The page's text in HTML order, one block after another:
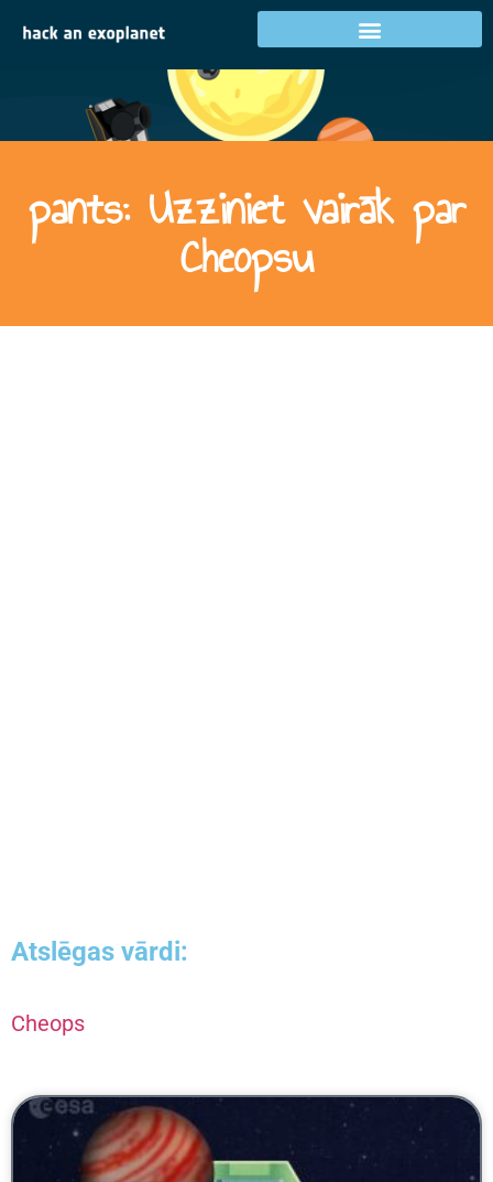
pants: Uzziniet vairāk par
Cheopsu
Atslēgas vārdi:
Cheops